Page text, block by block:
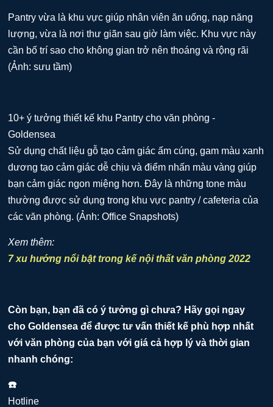
Pantry vừa là khu vực giúp nhân viên ăn uống, nạp năng
lượng, vừa là nơi thư giãn sau giờ làm việc. Khu vực này
cần bố trí sao cho không gian trở nên thoáng và rộng rãi
(Ảnh: sưu tầm)
Sử dụng chất liệu gỗ tạo cảm giác ấm cúng, gam màu xanh
dương tạo cảm giác dễ chịu và điểm nhấn màu vàng giúp
bạn cảm giác ngon miệng hơn. Đây là những tone màu
thường được sử dụng trong khu vực pantry / cafeteria của
các văn phòng. (Ảnh: Office Snapshots)
Xem thêm:
7 xu hướng nổi bật trong kế nội thất văn phòng 2022
Còn bạn, bạn đã có ý tưởng gì chưa? Hãy gọi ngay
cho Goldensea để được tư vấn thiết kế phù hợp nhất
với văn phòng của bạn với giá cả hợp lý và thời gian
nhanh chóng:
☎️
Hotline